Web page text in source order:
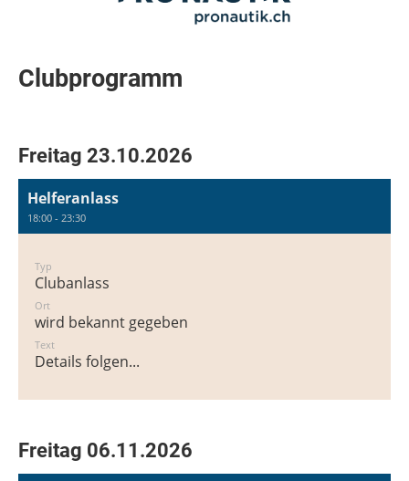
Clubprogramm
Freitag 23.10.2026
Helferanlass
18:00 - 23:30
Typ
Clubanlass
Ort
wird bekannt gegeben
Text
Details folgen...
Freitag 06.11.2026